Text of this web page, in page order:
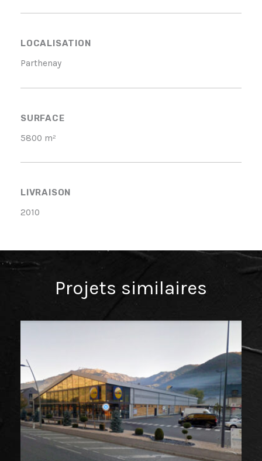
LOCALISATION
Parthenay
SURFACE
5800 m²
LIVRAISON
2010
Projets similaires